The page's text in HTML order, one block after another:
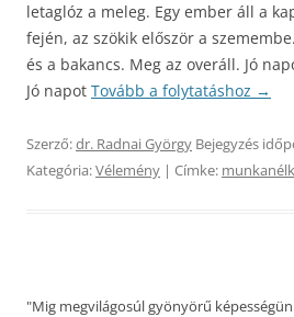
letaglóz a meleg. Egy ember áll a
fején, az szökik először a
és a bakancs. Meg az overáll. Jó
Jó napot Tovább a folytatáshoz →
Szerző:dr. Radnai György Bejegyzés
Kategória:Vélemény | Címke:
"Mig megvilágosúl gyönyörű